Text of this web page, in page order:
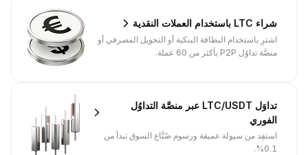
شراء LTC باستخدام العملات النقدية
اشترِ باستخدام البطاقة البنكية أو التحويل المصرفي أو
منصَّة تداوُل P2P بأكثر من 60 عملة.
تداوَل LTC/USDT عبر منصَّة التداوُل
الفوري
استفِد من سيولة عميقة ورسوم صُنَّاع السوق تبدأ من
0.1%.